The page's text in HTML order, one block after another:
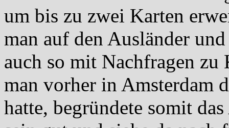
um bis zu zwei Karten
man auf den Ausländer
auch so mit Nachfragen zu
man vorher in Amsterdam
hatte, begründete somit